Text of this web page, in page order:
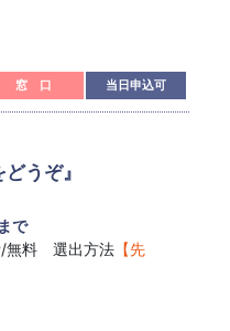
窓 口 当日申込可
うぞ』
で
/無料 選出方法 【先